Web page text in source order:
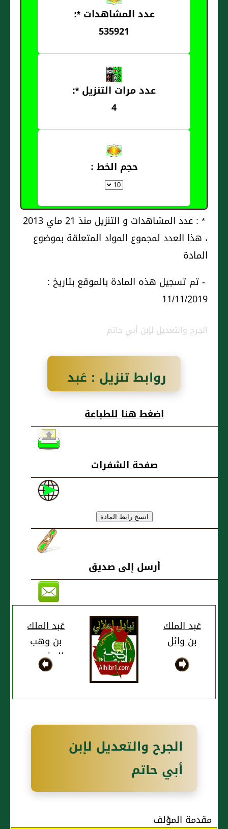
عدد المشاهدات *:
535921
عدد مرات التنزيل *:
4
حجم الخط :
* : عدد المشاهدات و التنزيل منذ 21 ماي 2013
، هذا العدد لمجموع المواد المتعلقة بموضوع
المادة
- تم تسجيل هذه المادة بالموقع بتاريخ :
11/11/2019
الجرح والتعديل لإبن أبي حاتم
روابط تنزيل : عَبد
اللمك بن وهيب
مولى زيد بن ثابت
اضغط هنا للطباعة
صفحة الشفرات
أرسل إلى صديق
عَبد الملك
بن وائل
عَبد الملك
بن وهب
المذحجي
مذحج
كُوفيٌّ
الجرح والتعديل لإبن
أبي حاتم
مقدمة المؤلف